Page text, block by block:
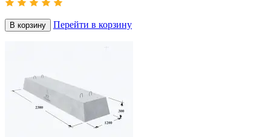
В корзину Перейти в корзину